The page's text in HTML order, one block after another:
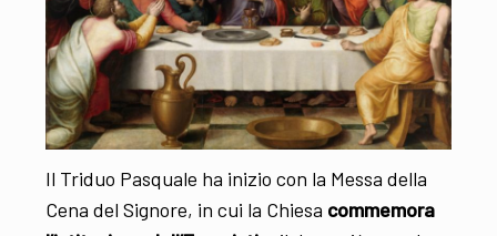
Il Triduo Pasquale ha inizio con la Messa della
Cena del Signore, in cui la Chiesa commemora